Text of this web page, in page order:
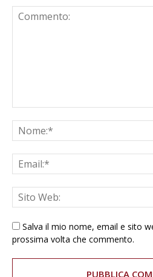
Salva il mio nome, email e sito
prossima volta che commento.